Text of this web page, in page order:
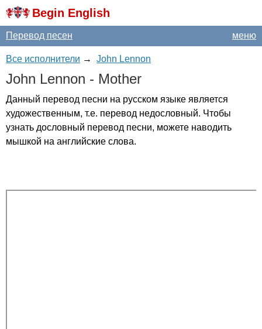
Begin English
меню
Перевод песен
Все исполнители → John Lennon
John Lennon - Mother
Данный перевод песни на русском языке является
художественным, т.е. перевод недословный. Чтобы
узнать дословный перевод песни, можете наводить
мышкой на английские слова.